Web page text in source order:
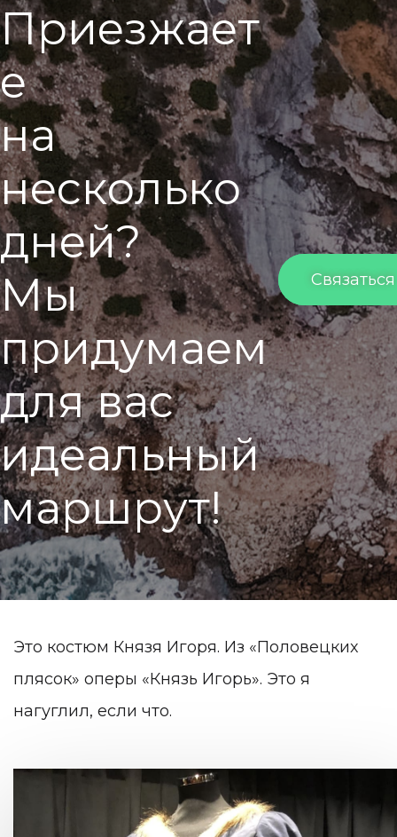
Приезжает
е
на
несколько
дней?
Мы
придумаем
для вас
идеальный
маршрут!
Связаться
Это костюм Князя Игоря. Из «Половецких
плясок» оперы «Князь Игорь». Это я
нагуглил, если что.